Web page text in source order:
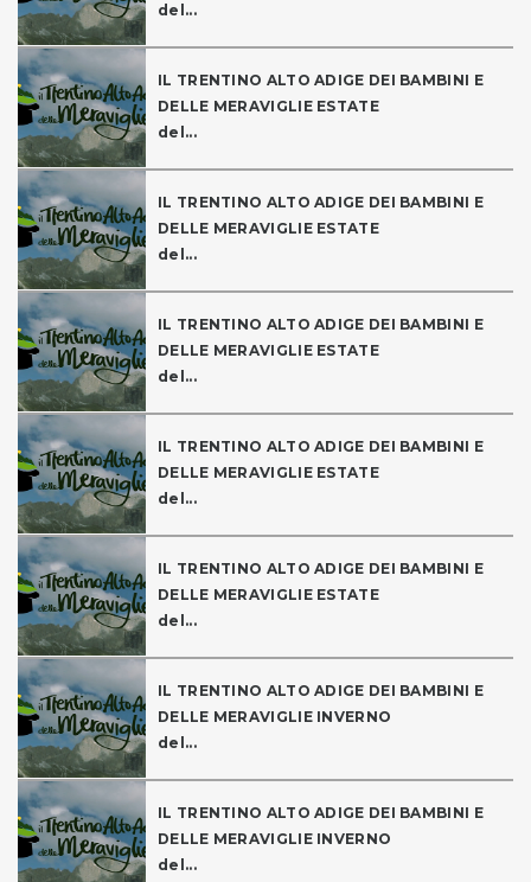
del...
IL TRENTINO ALTO ADIGE DEI BAMBINI E
DELLE MERAVIGLIE ESTATE
del...
IL TRENTINO ALTO ADIGE DEI BAMBINI E
DELLE MERAVIGLIE ESTATE
del...
IL TRENTINO ALTO ADIGE DEI BAMBINI E
DELLE MERAVIGLIE ESTATE
del...
IL TRENTINO ALTO ADIGE DEI BAMBINI E
DELLE MERAVIGLIE ESTATE
del...
IL TRENTINO ALTO ADIGE DEI BAMBINI E
DELLE MERAVIGLIE ESTATE
del...
IL TRENTINO ALTO ADIGE DEI BAMBINI E
DELLE MERAVIGLIE INVERNO
del...
IL TRENTINO ALTO ADIGE DEI BAMBINI E
DELLE MERAVIGLIE INVERNO
del...